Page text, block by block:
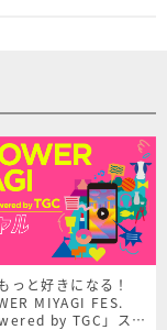
っと好きになる！
MIYAGI FES.
by TGC」スペ